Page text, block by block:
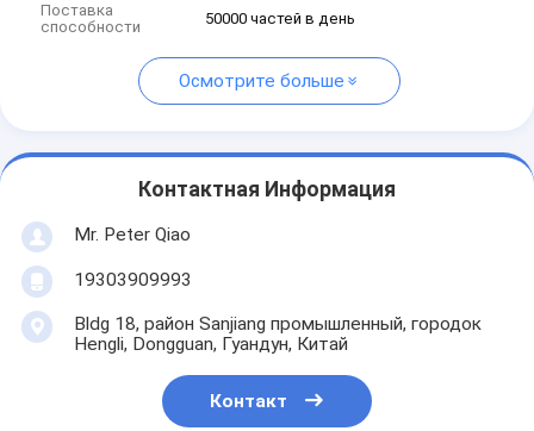
Поставка
способности
50000 частей в день
Осмотрите больше
Контактная Информация
Mr. Peter Qiao
19303909993
Bldg 18, район Sanjiang промышленный, городок
Hengli, Dongguan, Гуандун, Китай
Контакт